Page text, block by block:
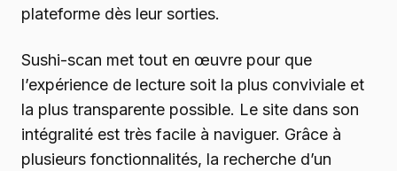
plateforme dès leur sorties.
Sushi-scan met tout en œuvre pour que
l’expérience de lecture soit la plus conviviale et
la plus transparente possible. Le site dans son
intégralité est très facile à naviguer. Grâce à
plusieurs fonctionnalités, la recherche d’un